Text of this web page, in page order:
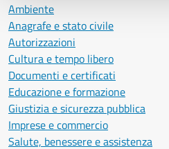
Ambiente
Anagrafe e stato civile
Autorizzazioni
Cultura e tempo libero
Documenti e certificati
Educazione e formazione
Giustizia e sicurezza pubblica
Imprese e commercio
Salute, benessere e assistenza